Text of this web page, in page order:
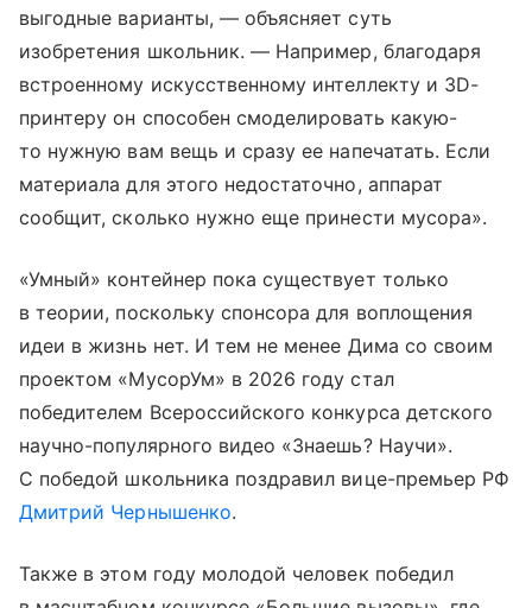
выгодные варианты, — объясняет суть
изобретения школьник. — Например, благодаря
встроенному искусственному интеллекту и 3D-
принтеру он способен смоделировать какую-
то нужную вам вещь и сразу ее напечатать. Если
материала для этого недостаточно, аппарат
сообщит, сколько нужно еще принести мусора».
«Умный» контейнер пока существует только
в теории, поскольку спонсора для воплощения
идеи в жизнь нет. И тем не менее Дима со своим
проектом «МусорУм» в 2026 году стал
победителем Всероссийского конкурса детского
научно-популярного видео «Знаешь? Научи».
С победой школьника поздравил вице-премьер РФ
Дмитрий Чернышенко.
Также в этом году молодой человек победил